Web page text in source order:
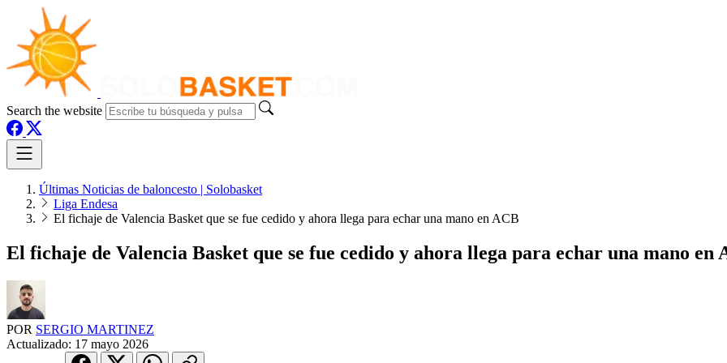
Search the website
Últimas Noticias de baloncesto | Solobasket
Liga Endesa
El fichaje de Valencia Basket que se fue cedido y ahora llega para echar una mano en ACB
El fichaje de Valencia Basket que se fue cedido y ahora llega para echar una mano en
POR SERGIO MARTINEZ
Actualizado: 17 mayo 2026